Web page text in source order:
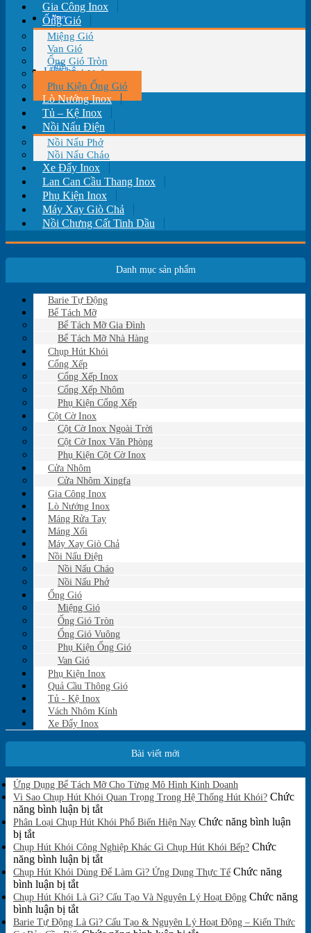
Tin tức
Liên hệ
Gia Công Inox
Ống Gió
Miệng Gió
Van Gió
Ống Gió Tròn
Ống Gió Vuông
Phụ Kiện Ống Gió
Lò Nướng Inox
Tủ – Kệ Inox
Nồi Nấu Điện
Nồi Nấu Phở
Nồi Nấu Cháo
Xe Đẩy Inox
Lan Can Cầu Thang Inox
Phụ Kiện Inox
Máy Xay Giò Chả
Nồi Chưng Cất Tinh Dầu
Danh mục sản phẩm
Barie Tự Động
Bể Tách Mỡ
Bể Tách Mỡ Gia Đình
Bể Tách Mỡ Nhà Hàng
Chụp Hút Khói
Cổng Xếp
Cổng Xếp Inox
Cổng Xếp Nhôm
Phụ Kiện Cổng Xếp
Cột Cờ Inox
Cột Cờ Inox Ngoài Trời
Cột Cờ Inox Văn Phòng
Phụ Kiện Cột Cờ Inox
Cửa Nhôm
Cửa Nhôm Xingfa
Gia Công Inox
Lò Nướng Inox
Máng Rửa Tay
Máng Xối
Máy Xay Giò Chả
Nồi Nấu Điện
Nồi Nấu Cháo
Nồi Nấu Phở
Ống Gió
Miệng Gió
Ống Gió Tròn
Ống Gió Vuông
Phụ Kiện Ống Gió
Van Gió
Phụ Kiện Inox
Quả Cầu Thông Gió
Tủ - Kệ Inox
Vách Nhôm Kính
Xe Đẩy Inox
Bài viết mới
Ứng Dụng Bể Tách Mỡ Cho Từng Mô Hình Kinh Doanh
có
bình
luận
ở
Dụng
Tách
Cho
Từng
Hình
Vì Sao Chụp Hút Khói Quan Trọng Trong Hệ Thống Hút Khói? Chức
năng bình luận bị tắtở
Vì
Chụp
Hút
Khói
Trọng
Hệ
Phân Loại Chụp Hút Khói Phổ Biến Hiện Nay Chức năng bình luận
bị tắtở
Phân
Loại
Chụp
Hút
Khói
Phổ
Biến
Chụp Hút Khói Công Nghiệp Khác Gì Chụp Hút Khói Bếp? Chức
năng bình luận bị tắtở
Chụp
Khói
Nghiệp
Chụp Hút Khói Dùng Để Làm Gì? Ứng Dụng Thực Tế Chức năng
bình luận bị tắtở
Chụp
Hút
Khói
Chụp Hút Khói Là Gì? Cấu Tạo Và Nguyên Lý Hoạt Động Chức năng
bình luận bị tắtở
Chụp
Barie Tự Động Là Gì? Cấu Tạo & Nguyên Lý Hoạt Động – Kiến Thức